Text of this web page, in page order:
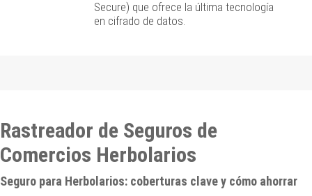
Secure) que ofrece la última tecnología
en cifrado de datos.
Rastreador de Seguros de
Comercios Herbolarios
Seguro para Herbolarios: coberturas clave y cómo ahorrar